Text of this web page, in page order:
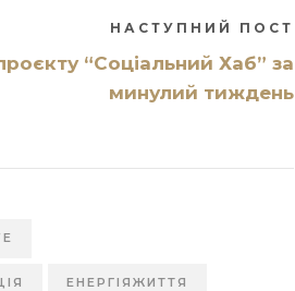
НАСТУПНИЙ ПОСТ
“Соціальний Хаб” за
минулий тиждень
ЕНЕРГІЯЖИТТЯ